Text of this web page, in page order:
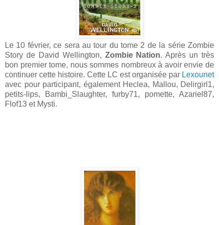
Le 10 février, ce sera au tour du tome 2 de la série Zombie
Story de David Wellington, Zombie Nation. Après un très
bon premier tome, nous sommes nombreux à avoir envie de
continuer cette histoire. Cette LC est organisée par Lexounet
avec pour participant, également Heclea, Mallou, Delirgirl1,
petits-lips, Bambi_Slaughter, furby71, pomette, Azariel87,
Flof13 et Mysti.